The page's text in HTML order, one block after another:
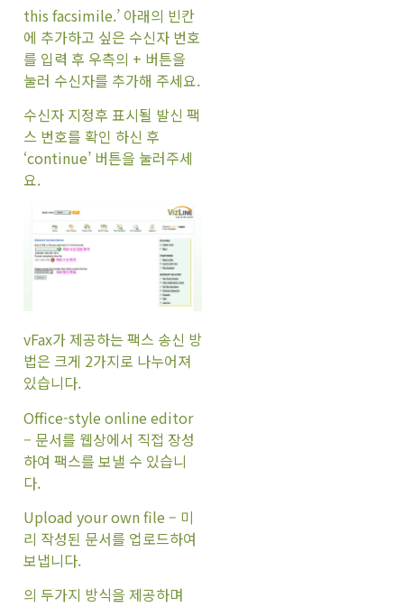
this facsimile.’ 아래의 빈칸
에 추가하고 싶은 수신자 번호
를 입력 후 우측의 + 버튼을
눌러 수신자를 추가해 주세요.
수신자 지정후 표시될 발신 팩
스 번호를 확인 하신 후
‘continue’ 버튼을 눌러주세
요.
vFax가 제공하는 팩스 송신 방
법은 크게 2가지로 나누어져
있습니다.
Office-style online editor
– 문서를 웹상에서 직접 장성
하여 팩스를 보낼 수 있습니
다.
Upload your own file – 미
리 작성된 문서를 업로드하여
보냅니다.
의 두가지 방식을 제공하며